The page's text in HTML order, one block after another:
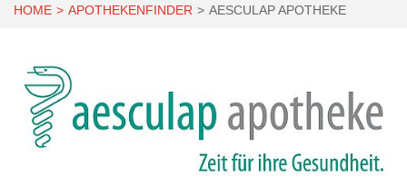
HOME APOTHEKENFINDER AESCULAP APOTHEKE